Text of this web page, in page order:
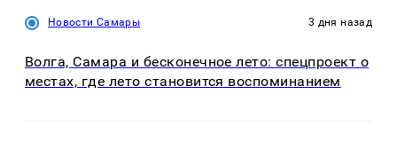
Новости Самары 3 дня назад
Волга, Самара и бесконечное лето: спецпроект о
местах, где лето становится воспоминанием